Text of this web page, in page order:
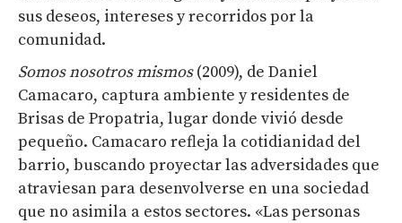
sus deseos, intereses y recorridos por la
comunidad.
Somos nosotros mismos(2009), de Daniel
Camacaro, captura ambiente y residentes de
Brisas de Propatria, lugar donde vivió desde
pequeño. Camacaro refleja la cotidianidad del
barrio, buscando proyectar las adversidades que
atraviesan para desenvolverse en una sociedad
que no asimila a estos sectores. «Las personas